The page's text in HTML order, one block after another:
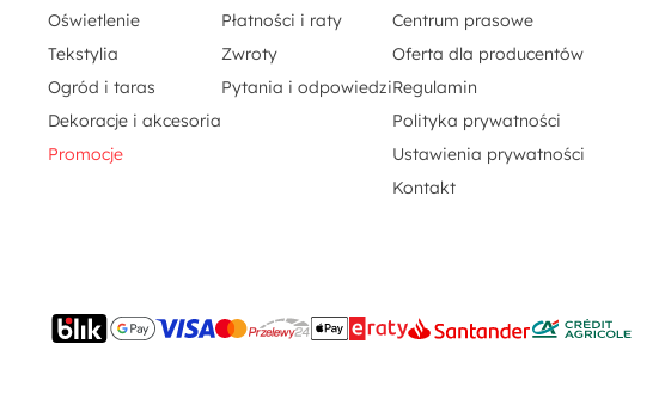
Oświetlenie
Tekstylia
Ogród i taras
Dekoracje i akcesoria
Promocje
Płatności i raty
Zwroty
Pytania i odpowiedzi
Centrum prasowe
Oferta dla producentów
Regulamin
Polityka prywatności
Ustawienia prywatności
Kontakt